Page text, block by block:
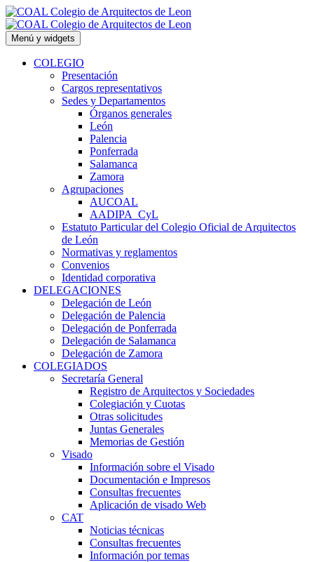
Saltar
al
contenido
Menú y widgets
COLEGIO
Presentación
Cargos representativos
Sedes y Departamentos
Órganos generales
León
Palencia
Ponferrada
Salamanca
Zamora
Agrupaciones
AUCOAL
AADIPA_CyL
Estatuto Particular del Colegio Oficial de Arquitectos
de León
Normativas y reglamentos
Convenios
Identidad corporativa
DELEGACIONES
Delegación de León
Delegación de Palencia
Delegación de Ponferrada
Delegación de Salamanca
Delegación de Zamora
COLEGIADOS
Secretaría General
Registro de Arquitectos y Sociedades
Colegiación y Cuotas
Otras solicitudes
Juntas Generales
Memorias de Gestión
Visado
Información sobre el Visado
Documentación e Impresos
Consultas frecuentes
Aplicación de visado Web
CAT
Noticias técnicas
Consultas frecuentes
Información por temas